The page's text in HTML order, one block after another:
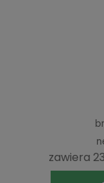
zawiera